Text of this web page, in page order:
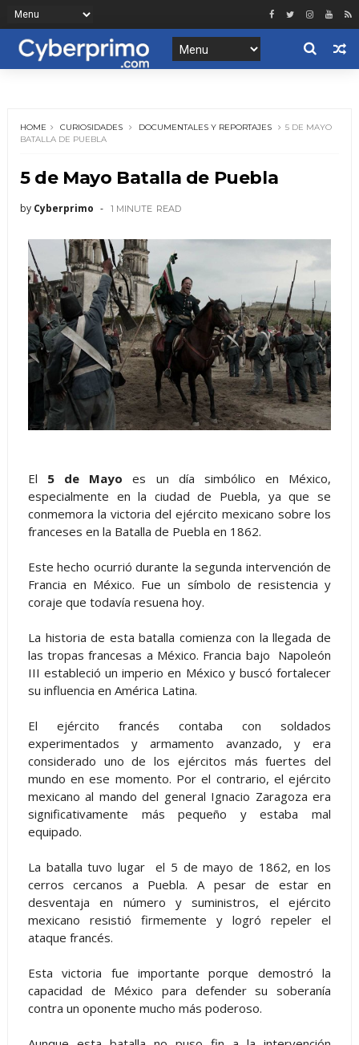
HOME CURIOSIDADES DOCUMENTALES Y REPORTAJES
5 DE MAYO
BATALLA DE PUEBLA
5 de Mayo Batalla de Puebla
by Cyberprimo 1 MINUTE READ
El 5 de Mayo es un día simbólico en México,
especialmente en la ciudad de Puebla, ya que se
conmemora la victoria del ejército mexicano sobre los
franceses en la Batalla de Puebla en 1862.
Este hecho ocurrió durante la segunda intervención de
Francia en México. Fue un símbolo de resistencia y
coraje que todavía resuena hoy.
La historia de esta batalla comienza con la llegada de
las tropas francesas a México. Francia bajo Napoleón
III estableció un imperio en México y buscó fortalecer
su influencia en América Latina.
El ejército francés contaba con soldados
experimentados y armamento avanzado, y era
considerado uno de los ejércitos más fuertes del
mundo en ese momento. Por el contrario, el ejército
mexicano al mando del general Ignacio Zaragoza era
significativamente más pequeño y estaba mal
equipado.
La batalla tuvo lugar el 5 de mayo de 1862, en los
cerros cercanos a Puebla. A pesar de estar en
desventaja en número y suministros, el ejército
mexicano resistió firmemente y logró repeler el
ataque francés.
Esta victoria fue importante porque demostró la
capacidad de México para defender su soberanía
contra un oponente mucho más poderoso.